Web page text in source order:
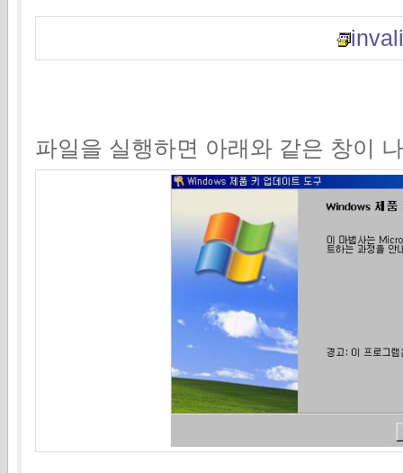
파일을 실행하면 아래와 같은 창이